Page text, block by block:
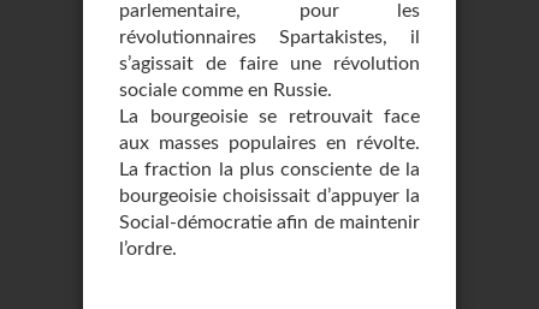
parlementaire, pour les
révolutionnaires Spartakistes, il
s’agissait de faire une révolution
sociale comme en Russie.
La bourgeoisie se retrouvait face
aux masses populaires en révolte.
La fraction la plus consciente de la
bourgeoisie choisissait d’appuyer la
Social-démocratie afin de maintenir
l’ordre.